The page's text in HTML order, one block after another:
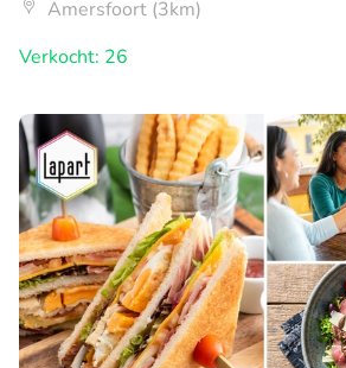
Amersfoort (3km)
Verkocht: 26